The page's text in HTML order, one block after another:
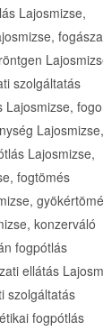
Lajosmizse,
szolgáltatás
Lajosmizse,
Lajosmizse,
Lajosmizse,
fogtömés
konzerváló
fogpótlás
ellátás
szolgáltatás
fogpótlás